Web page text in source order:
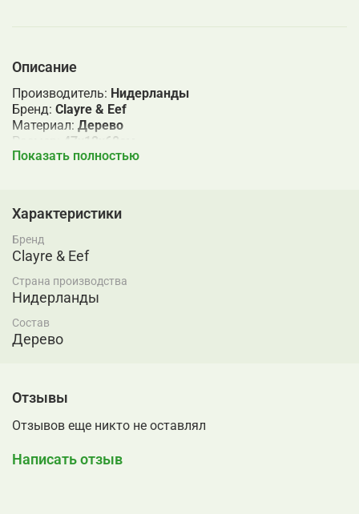
Описание
Производитель: Нидерланды
Бренд: Clayre & Eef
Материал: Дерево
Размер:
47x12x60см
Страна бренда: НИДЕРЛАНДЫ
Показать полностью
Характеристики
Бренд
Clayre & Eef
Страна производства
Нидерланды
Состав
Дерево
Отзывы
Отзывов еще никто не оставлял
Написать отзыв